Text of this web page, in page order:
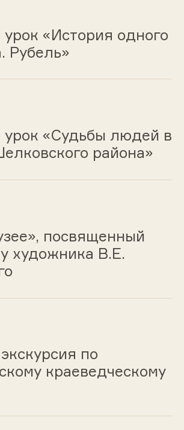
«История одного
Рубель»
«Судьбы людей в
района»
посвященный
художника В.Е.
по
краеведческому